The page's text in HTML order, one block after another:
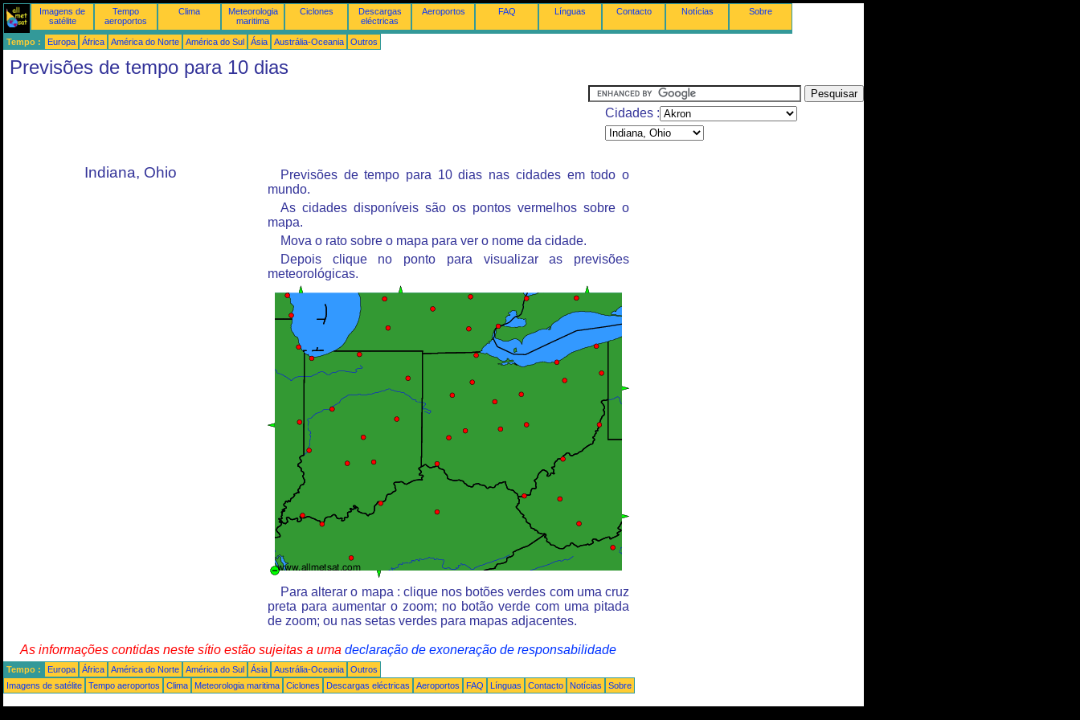
Imagens de
satélite
Tempo
aeroportos
Clima
Meteorologia
maritima
Ciclones
Descargas
eléctricas
Aeroportos FAQ Línguas Contacto Notícias Sobre
Tempo : Europa África América do Norte América do Sul Ásia Austrália-Oceania Outros
Previsões de tempo para 10 dias
Cidades :
Indiana, Ohio
Previsões de tempo para 10 dias nas cidades em todo o
mundo.
As cidades disponíveis são os pontos vermelhos sobre o
mapa.
Mova o rato sobre o mapa para ver o nome da cidade.
Depois clique no ponto para visualizar as previsões
meteorológicas.
Para alterar o mapa : clique nos botões verdes com uma cruz
preta para aumentar o zoom; no botão verde com uma pitada
de zoom; ou nas setas verdes para mapas adjacentes.
As informações contidas neste sítio estão sujeitas a uma declaração de exoneração de responsabilidade
Tempo : Europa África América do Norte América do Sul Ásia Austrália-Oceania
Outros
Imagens de satélite
Tempo aeroportos Clima Meteorologia maritima Ciclones Descargas eléctricas Aeroportos FAQ Línguas Contacto Notícias Sobre